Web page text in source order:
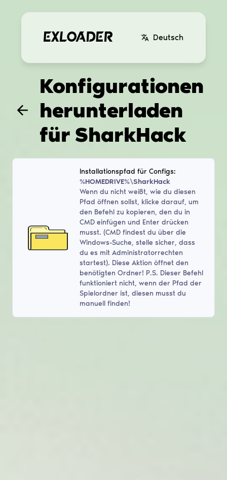
Deutsch
Konfigurationen
herunterladen
für SharkHack
Installationspfad für Configs:
%HOMEDRIVE%\SharkHack
Wenn du nicht weißt, wie du diesen
Pfad öffnen sollst, klicke darauf, um
den Befehl zu kopieren, den du in
CMD einfügen und Enter drücken
musst. (CMD findest du über die
Windows-Suche, stelle sicher, dass
du es mit Administratorrechten
startest). Diese Aktion öffnet den
benötigten Ordner! P.S. Dieser Befehl
funktioniert nicht, wenn der Pfad der
Spielordner ist, diesen musst du
manuell finden!